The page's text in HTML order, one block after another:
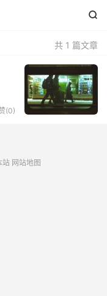

共 1 篇文章
(0)
站 网站地图